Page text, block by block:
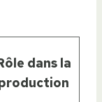
dans la